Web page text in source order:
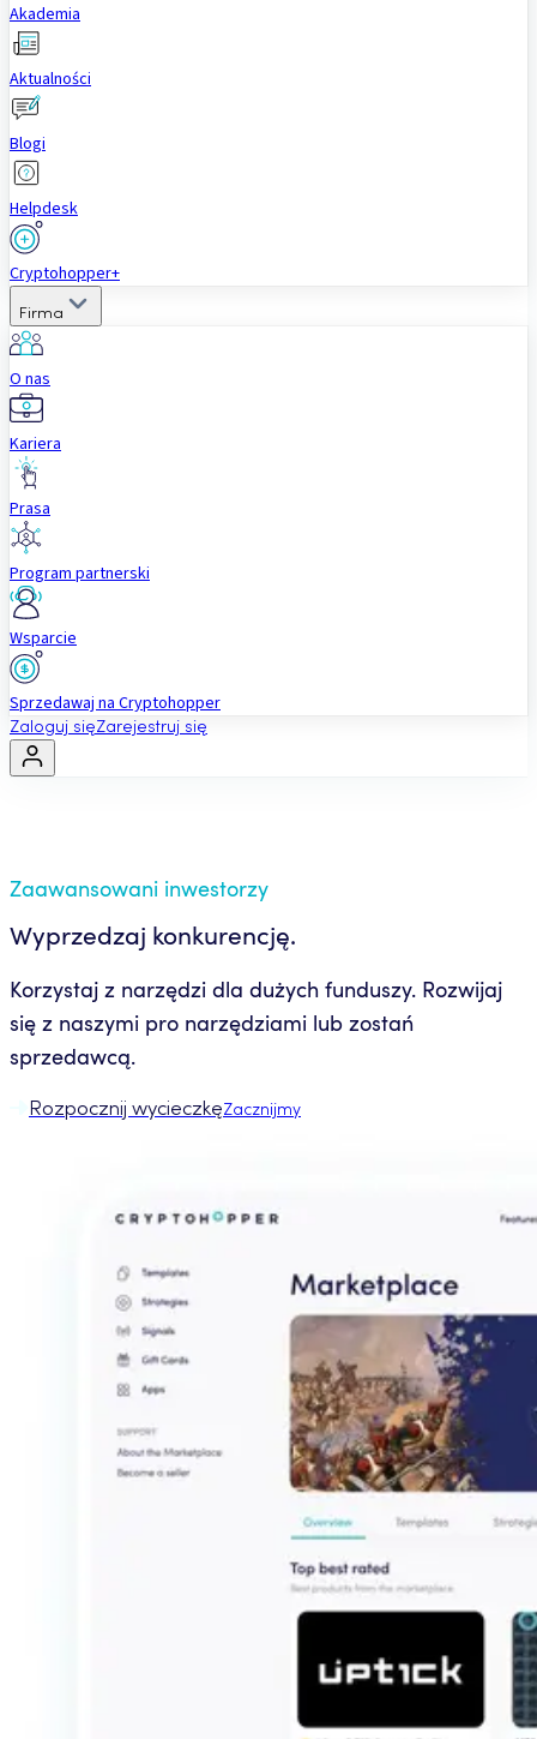
Akademia
Aktualności
Blogi
Helpdesk
Cryptohopper+
Firma
O nas
Kariera
Prasa
Program partnerski
Wsparcie
Sprzedawaj na Cryptohopper
Zaloguj sięZarejestruj się
Zaawansowani inwestorzy
Wyprzedzaj konkurencję.
Korzystaj z narzędzi dla dużych funduszy. Rozwijaj
się z naszymi pro narzędziami lub zostań
sprzedawcą.
Rozpocznij wycieczkęZacznijmy